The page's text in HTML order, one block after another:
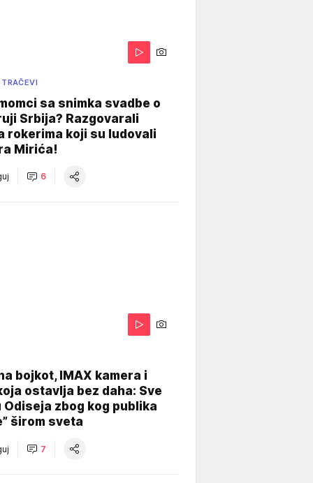
sa snimka svadbe o
Srbija? Razgovarali
rokerima koji su ludovali
Mirića!
6
bojkot, IMAX kamera i
ostavlja bez daha: Sve
Odiseja zbog kog publika
širom sveta
7